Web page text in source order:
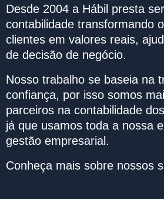
Desde 2004 a Hábil presta
contabilidade transformando
clientes em valores reais,
de decisão de negócio.
Nosso trabalho se baseia na
confiança, por isso somos
parceiros na contabilidade
já que usamos toda a nossa
gestão empresarial.
Conheça mais sobre nossos